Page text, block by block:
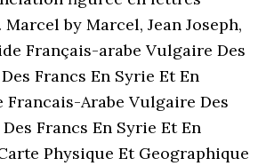
Marcel by Marcel, Jean Joseph,
Français-arabe Vulgaire Des
Francs En Syrie Et En
Francais-Arabe Vulgaire Des
Francs En Syrie Et En
Physique Et Geographique